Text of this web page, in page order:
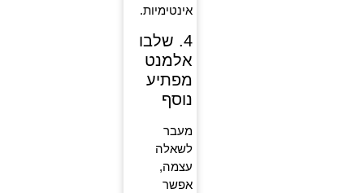
אינטימיות.
4. שלבו
אלמנט
מפתיע
נוסף
מעבר
לשאלה
עצמה,
אפשר